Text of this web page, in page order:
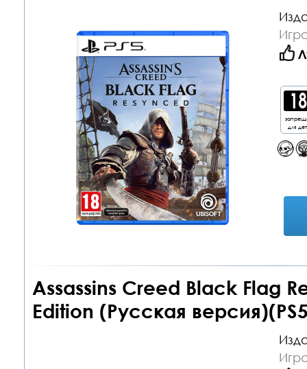
для
Assassins Creed Black Flag
Edition (Русская